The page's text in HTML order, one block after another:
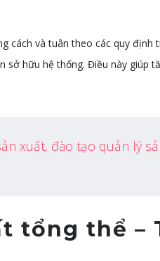
cách và tuân theo các quy
sở hữu hệ thống. Điều này giúp
xuất, đào tạo quản lý
tổng thể –